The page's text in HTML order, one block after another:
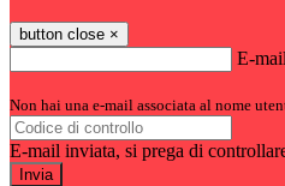
button close ×
E-mail
Non hai una e-mail associata al nome
E-mail inviata, si prega di